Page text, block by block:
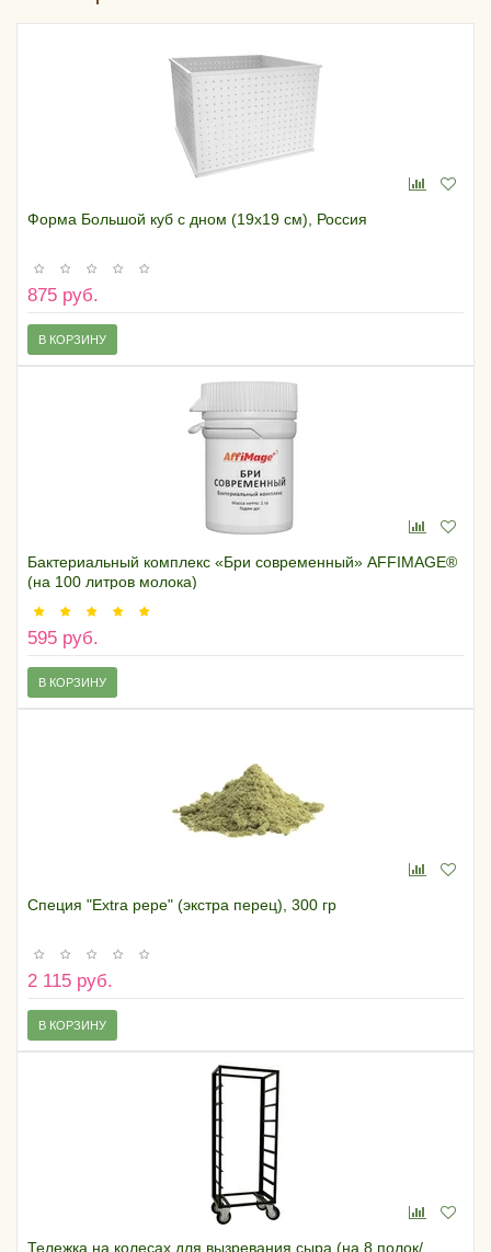
Форма Большой куб с дном (19х19 см), Россия
875 руб.
В КОРЗИНУ
Бактериальный комплекс «Бри современный» AFFIMAGE®
(на 100 литров молока)
595 руб.
В КОРЗИНУ
Специя "Extra pepe" (экстра перец), 300 гр
2 115 руб.
В КОРЗИНУ
Тележка на колесах для вызревания сыра (на 8 полок/